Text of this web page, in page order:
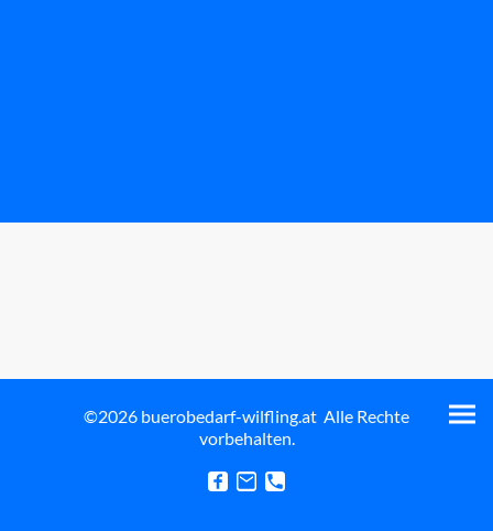
©2026 buerobedarf-wilfling.at Alle Rechte
vorbehalten.